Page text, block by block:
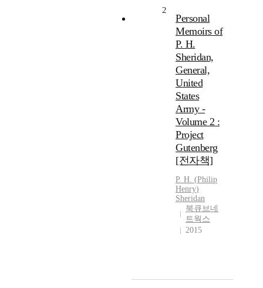
2
Personal
Memoirs of
P. H.
Sheridan,
General,
United
States
Army -
Volume 2 :
Project
Gutenberg
[전자책]
P. H. (Philip
Henry)
Sheridan
북큐브네
트웍스
2015